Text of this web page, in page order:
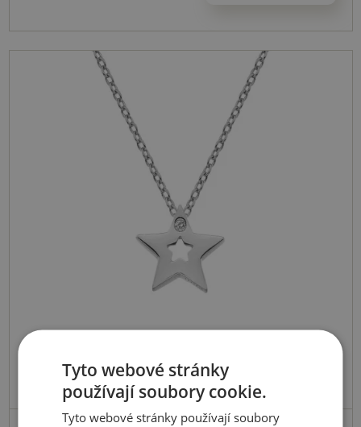
Tyto webové stránky
používají soubory cookie.
Tyto webové stránky používají soubory